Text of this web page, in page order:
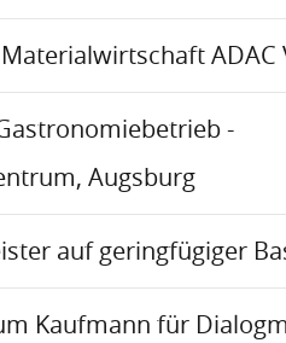
ADAC
-
Augsburg
auf geringfügiger
Kaufmann für